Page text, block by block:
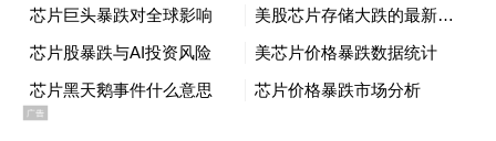
布，本平台仅提供信息存储空间服务。
Notice: The content above (including the videos,
pictures and audios if any) is uploaded and posted
by the user of Dafeng Hao, which is a social media
platform and merely provides information storage
space services.”